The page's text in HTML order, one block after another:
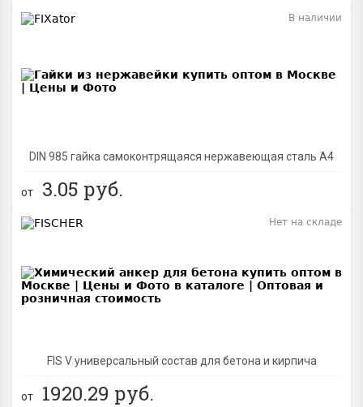
DIN 985 гайка самоконтрящаяся нержавеющая сталь A4
В наличии
от 3.05 руб.
FIS V универсальный состав для бетона и кирпича
Нет на складе
от 1920.29 руб.